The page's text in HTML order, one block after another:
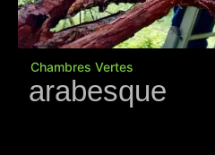
Chambres Vertes
arabesque